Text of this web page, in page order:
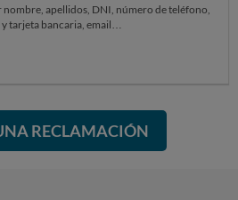
apellidos, DNI, número de teléfono,
tarjeta bancaria, email…
RECLAMACIÓN